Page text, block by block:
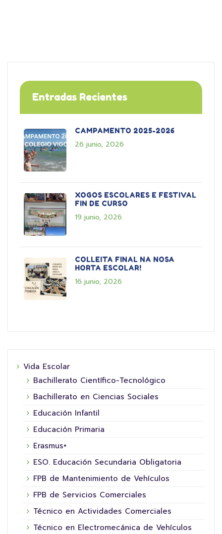
Entradas Recientes
CAMPAMENTO 2025-2026
26 junio, 2026
XOGOS ESCOLARES E FESTIVAL
FIN DE CURSO
19 junio, 2026
COLLEITA FINAL NA NOSA
HORTA ESCOLAR!
16 junio, 2026
Vida Escolar
Bachillerato Científico-Tecnológico
Bachillerato en Ciencias Sociales
Educación Infantil
Educación Primaria
Erasmus+
ESO. Educación Secundaria Obligatoria
FPB de Mantenimiento de Vehículos
FPB de Servicios Comerciales
Técnico en Actividades Comerciales
Técnico en Electromecánica de Vehículos